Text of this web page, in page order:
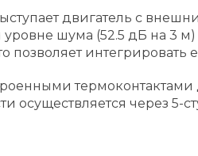
двигатель с
шума (52.5 дБ на 3
позволяет
осуществляется через